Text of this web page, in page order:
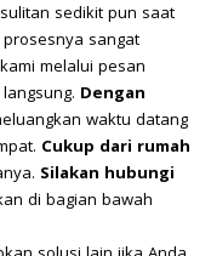
sedikit pun saat
sangat
kami melalui pesan
Dengan
waktu datang
Cukup dari rumah
Silakan hubungi
di bagian bawah